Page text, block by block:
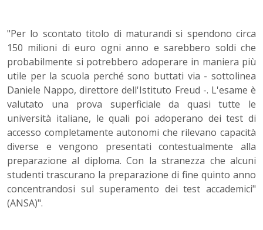
"Per lo scontato titolo di maturandi si spendono circa
150 milioni di euro ogni anno e sarebbero soldi che
probabilmente si potrebbero adoperare in maniera più
utile per la scuola perché sono buttati via - sottolinea
Daniele Nappo, direttore dell'Istituto Freud -. L'esame è
valutato una prova superficiale da quasi tutte le
università italiane, le quali poi adoperano dei test di
accesso completamente autonomi che rilevano capacità
diverse e vengono presentati contestualmente alla
preparazione al diploma. Con la stranezza che alcuni
studenti trascurano la preparazione di fine quinto anno
concentrandosi sul superamento dei test accademici"
(ANSA)".